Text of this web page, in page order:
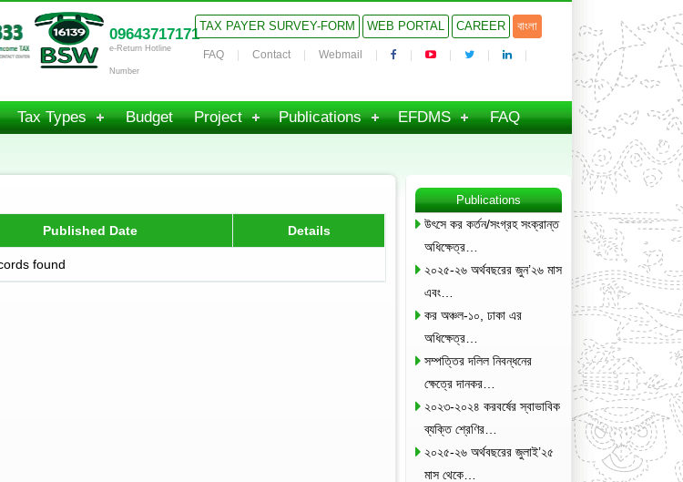
09643717171
e-Return Hotline
Number
TAX PAYER SURVEY-FORM WEB PORTAL CAREER বাংলা
FAQ Contact Webmail
Tax Types Budget Project Publications EFDMS FAQ
Published Date Details
found
Publications
উৎসে কর কর্তন/সংগ্রহ সংক্রান্ত
অধিক্ষেত্র…
২০২৫-২৬ অর্থবছরের জুন’২৬ মাস
এবং…
কর অঞ্চল-১০, ঢাকা এর
অধিক্ষেত্র…
সম্পত্তির দলিল নিবন্ধনের
ক্ষেত্রে দানকর…
২০২৩-২০২৪ করবর্ষের স্বাভাবিক
ব্যক্তি শ্রেণির…
২০২৫-২৬ অর্থবছরের জুলাই’২৫
মাস থেকে…